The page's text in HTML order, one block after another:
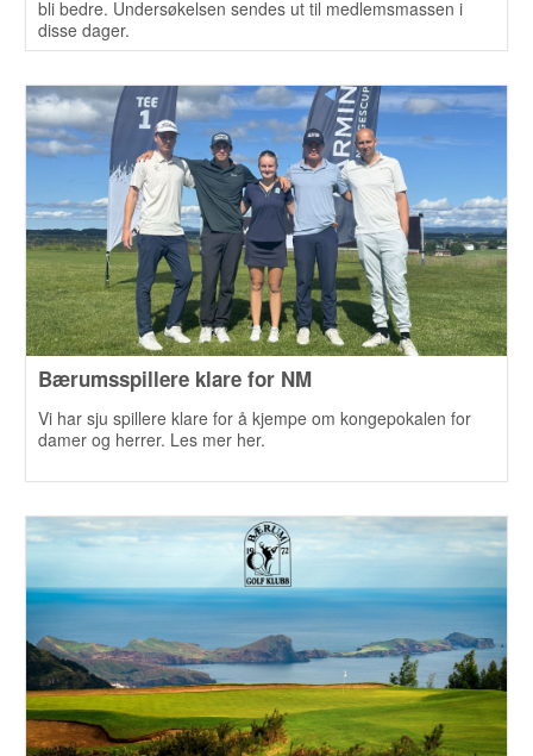
bli bedre. Undersøkelsen sendes ut til medlemsmassen i
disse dager.
Bærumsspillere klare for NM
Vi har sju spillere klare for å kjempe om kongepokalen for
damer og herrer. Les mer her.